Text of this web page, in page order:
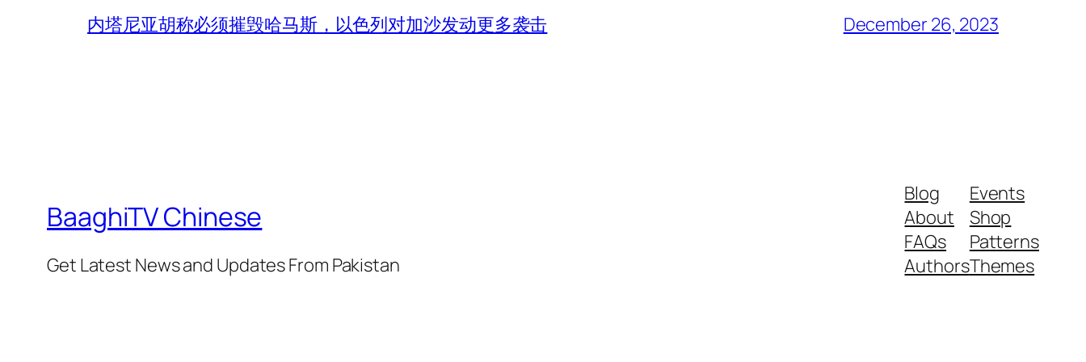
内塔尼亚胡称必须摧毁哈马斯，以色列对加沙发动更多袭击 December 26, 2023
BaaghiTV Chinese
Get Latest News and Updates From Pakistan
Blog
About
FAQs
Authors
Events
Shop
Patterns
Themes